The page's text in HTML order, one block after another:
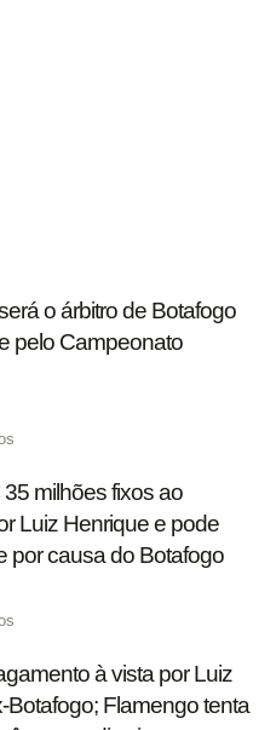
o árbitro de Botafogo
pelo Campeonato
milhões fixos ao
Luiz Henrique e pode
por causa do Botafogo
à vista por Luiz
Botafogo; Flamengo tenta